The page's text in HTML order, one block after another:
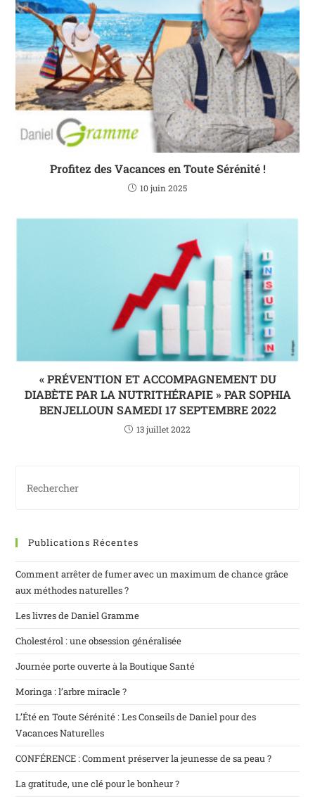
Profitez des Vacances en Toute Sérénité !
10 juin 2025
« PRÉVENTION ET ACCOMPAGNEMENT DU
DIABÈTE PAR LA NUTRITHÉRAPIE » PAR SOPHIA
BENJELLOUN SAMEDI 17 SEPTEMBRE 2022
13 juillet 2022
Publications Récentes
Comment arrêter de fumer avec un maximum de chance grâce
aux méthodes naturelles ?
Les livres de Daniel Gramme
Cholestérol : une obsession généralisée
Journée porte ouverte à la Boutique Santé
Moringa : l’arbre miracle ?
L’Été en Toute Sérénité : Les Conseils de Daniel pour des
Vacances Naturelles
CONFÉRENCE : Comment préserver la jeunesse de sa peau ?
La gratitude, une clé pour le bonheur ?